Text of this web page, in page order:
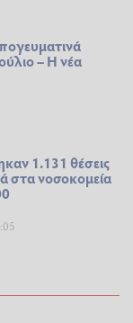
– Η νέα
1.131 θέσεις
στα νοσοκομεία